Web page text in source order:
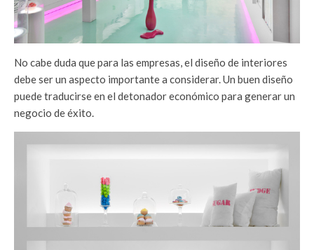
No cabe duda que para las empresas, el diseño de interiores
debe ser un aspecto importante a considerar. Un buen diseño
puede traducirse en el detonador económico para generar un
negocio de éxito.